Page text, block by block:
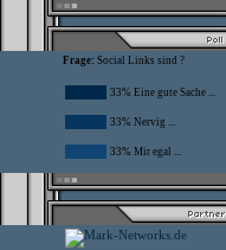
Frage: Social Links sind ?
33% Eine gute Sache ...
33% Nervig ...
33% Mir egal ...